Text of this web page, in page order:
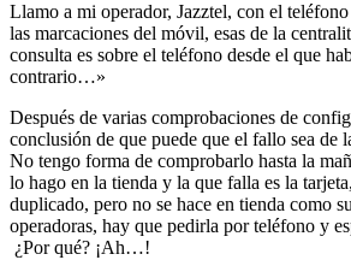
Llamo a mi operador, Jazztel, con el
las marcaciones del móvil, esas de la
consulta es sobre el teléfono desde el que
contrario…»
Después de varias comprobaciones de
conclusión de que puede que el fallo sea de
No tengo forma de comprobarlo hasta la
lo hago en la tienda y la que falla es la
duplicado, pero no se hace en tienda como
operadoras, hay que pedirla por teléfono y
¿Por qué? ¡Ah…!